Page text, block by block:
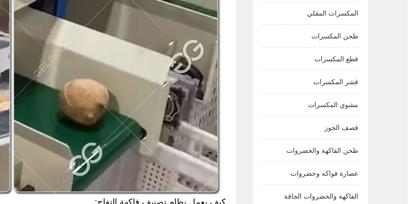
كيف يعمل نظام تصنيف فاكهة التفاح:
المكسرات المقلي
طحن المكسرات
قطع المكسرات
قشر المكسرات
مشوي المكسرات
قصف الجوز
طحن الفاكهة والخضروات
عصارة فواكه وخضروات
الفاكهة والخضروات الجافة